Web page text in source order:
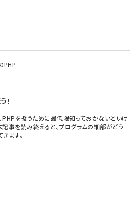
PHP
！
を扱うために最低限知っておかないといけ
事を読み終えると、プログラムの細部がどう
ます。